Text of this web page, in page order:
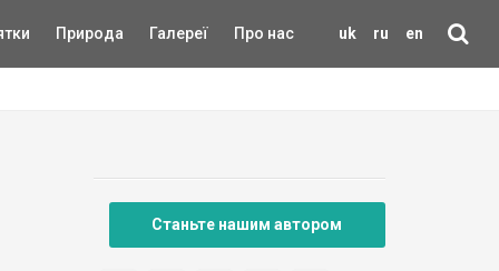
uk ru en
Природа Галереї Про нас
Станьте нашим автором